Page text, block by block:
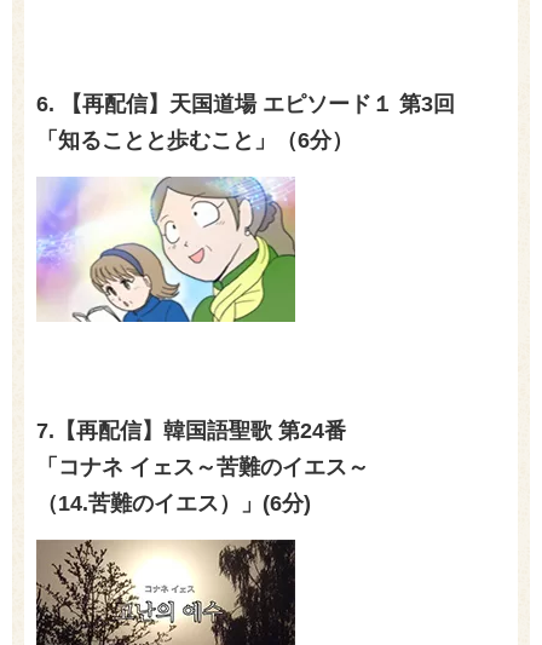
6. 【再配信】天国道場 エピソード１ 第3回
「知ることと歩むこと」（6分）
7.【再配信】韓国語聖歌 第24番
「コナネ イェス～苦難のイエス～
（14.苦難のイエス）」(6分)